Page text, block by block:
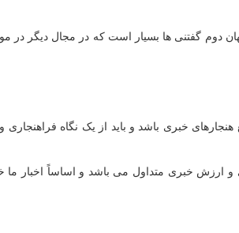
جهان دوم گفتنی ها بسیار است که در مجال دیگر
خبری باشد و باید از یک نگاه فراهنجاری و
و ارزش خبری متداول می باشد و اساساً اخبار ما